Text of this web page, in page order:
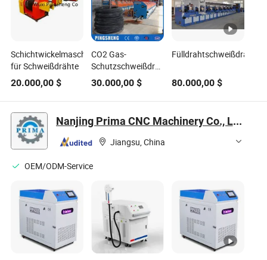
Schichtwickelmaschine
für Schweißdrähte
20.000,00 $
CO2 Gas-
Schutzschweißdraht-
Ziehmaschine
30.000,00$ 80.000,00$
Nanjing Prima CNC Machinery Co., Ltd.
Jiangsu, China
OEM/ODM-Service